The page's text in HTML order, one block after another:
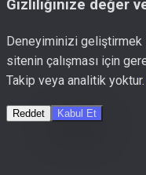
Gizliliğinize değer
Deneyiminizi geliştirmek
sitenin çalışması için
Takip veya analitik yoktur.
Reddet Kabul Et